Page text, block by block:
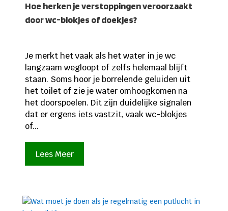
Hoe herken je verstoppingen veroorzaakt
door wc-blokjes of doekjes?
Je merkt het vaak als het water in je wc
langzaam wegloopt of zelfs helemaal blijft
staan. Soms hoor je borrelende geluiden uit
het toilet of zie je water omhoogkomen na
het doorspoelen. Dit zijn duidelijke signalen
dat er ergens iets vastzit, vaak wc-blokjes
of...
Lees Meer